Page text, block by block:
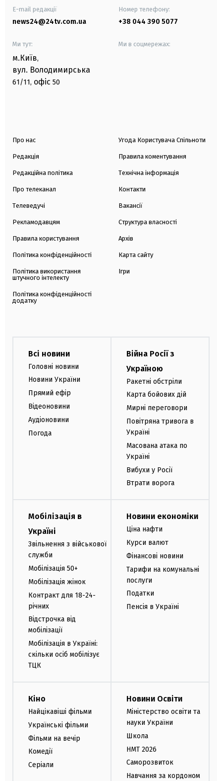
E-mail редакції
news24@24tv.com.ua
Номер телефону:
+38 044 390 5077
Ми тут:
м.Київ,
вул. Володимирська
61/11, офіс 50
Ми в соцмережах:
Про нас
Редакція
Редакційна політика
Про телеканал
Телеведучі
Рекламодавцям
Правила користування
Політика конфіденційності
Політика використання
штучного інтелекту
Політика конфіденційності
додатку
Угода Користувача Спільноти
Правила коментування
Технічна інформація
Контакти
Вакансії
Структура власності
Архів
Карта сайту
Ігри
Всі новини
Головні новини
Новини України
Прямий ефір
Відеоновини
Аудіоновини
Погода
Війна Росії з
Україною
Ракетні обстріли
Карта бойових дій
Мирні переговори
Повітряна тривога в
Україні
Масована атака по
Україні
Вибухи у Росії
Втрати ворога
Мобілізація в
Україні
Звільнення з військової
служби
Мобілізація 50+
Мобілізація жінок
Контракт для 18-24-
річних
Відстрочка від
мобілізації
Мобілізація в Україні:
скільки осіб мобілізує
ТЦК
Новини економіки
Ціна нафти
Курси валют
Фінансові новини
Тарифи на комунальні
послуги
Податки
Пенсія в Україні
Кіно
Найцікавіші фільми
Українські фільми
Фільми на вечір
Комедії
Серіали
Новини Освіти
Міністерство освіти та
науки України
Школа
НМТ 2026
Саморозвиток
Навчання за кордоном